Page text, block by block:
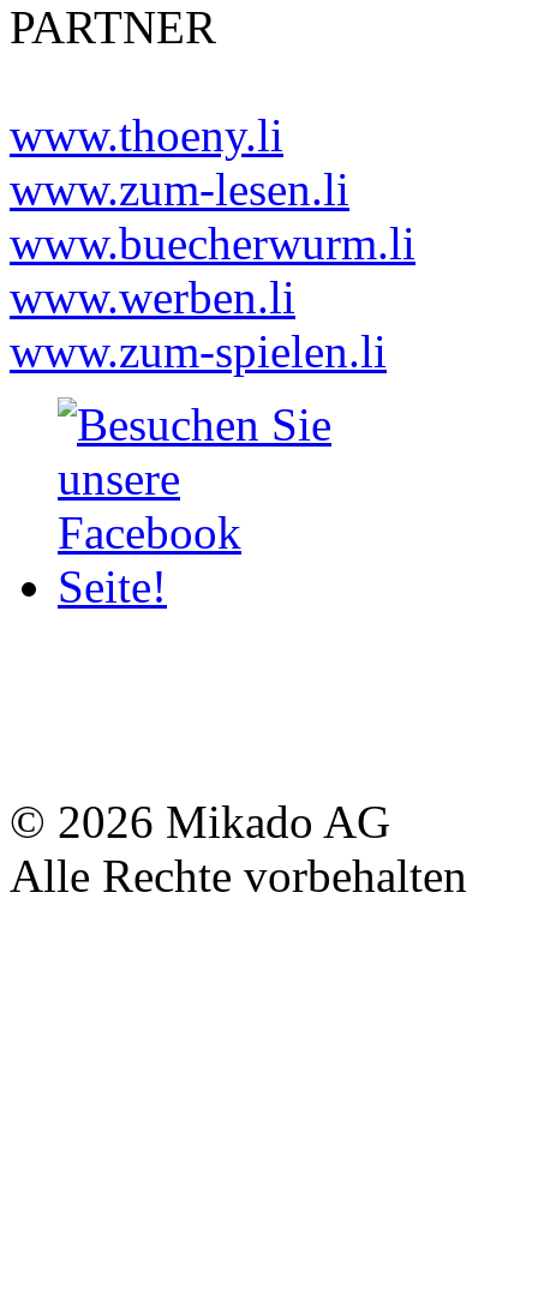
PARTNER
www.thoeny.li
www.zum-lesen.li
www.buecherwurm.li
www.werben.li
www.zum-spielen.li
© 2026 Mikado AG
Alle Rechte vorbehalten